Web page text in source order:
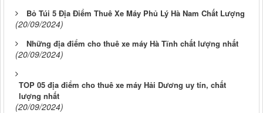
Bỏ Túi 5 Địa Điểm Thuê Xe Máy Phủ Lý Hà Nam Chất Lượng
(20/09/2024)
Những địa điểm cho thuê xe máy Hà Tĩnh chất lượng nhất
(20/09/2024)
TOP 05 địa điểm cho thuê xe máy Hải Dương uy tín, chất
lượng nhất
(20/09/2024)